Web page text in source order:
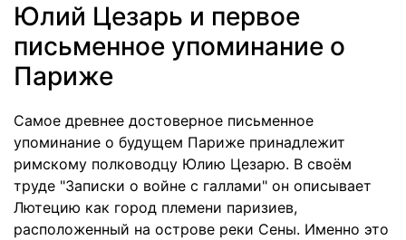
Юлий Цезарь и первое
письменное упоминание о
Париже
Самое древнее достоверное письменное
упоминание о будущем Париже принадлежит
римскому полководцу Юлию Цезарю. В своём
труде "Записки о войне с галлами" он описывает
Лютецию как город племени паризиев,
расположенный на острове реки Сены. Именно это